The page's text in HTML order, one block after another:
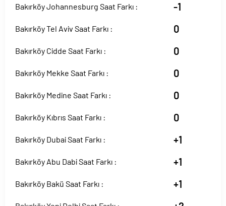
Bakırköy Johannesburg Saat Farkı : -1
Bakırköy Tel Aviv Saat Farkı : 0
Bakırköy Cidde Saat Farkı : 0
Bakırköy Mekke Saat Farkı : 0
Bakırköy Medine Saat Farkı : 0
Bakırköy Kıbrıs Saat Farkı : 0
Bakırköy Dubai Saat Farkı : +1
Bakırköy Abu Dabi Saat Farkı : +1
Bakırköy Bakü Saat Farkı : +1